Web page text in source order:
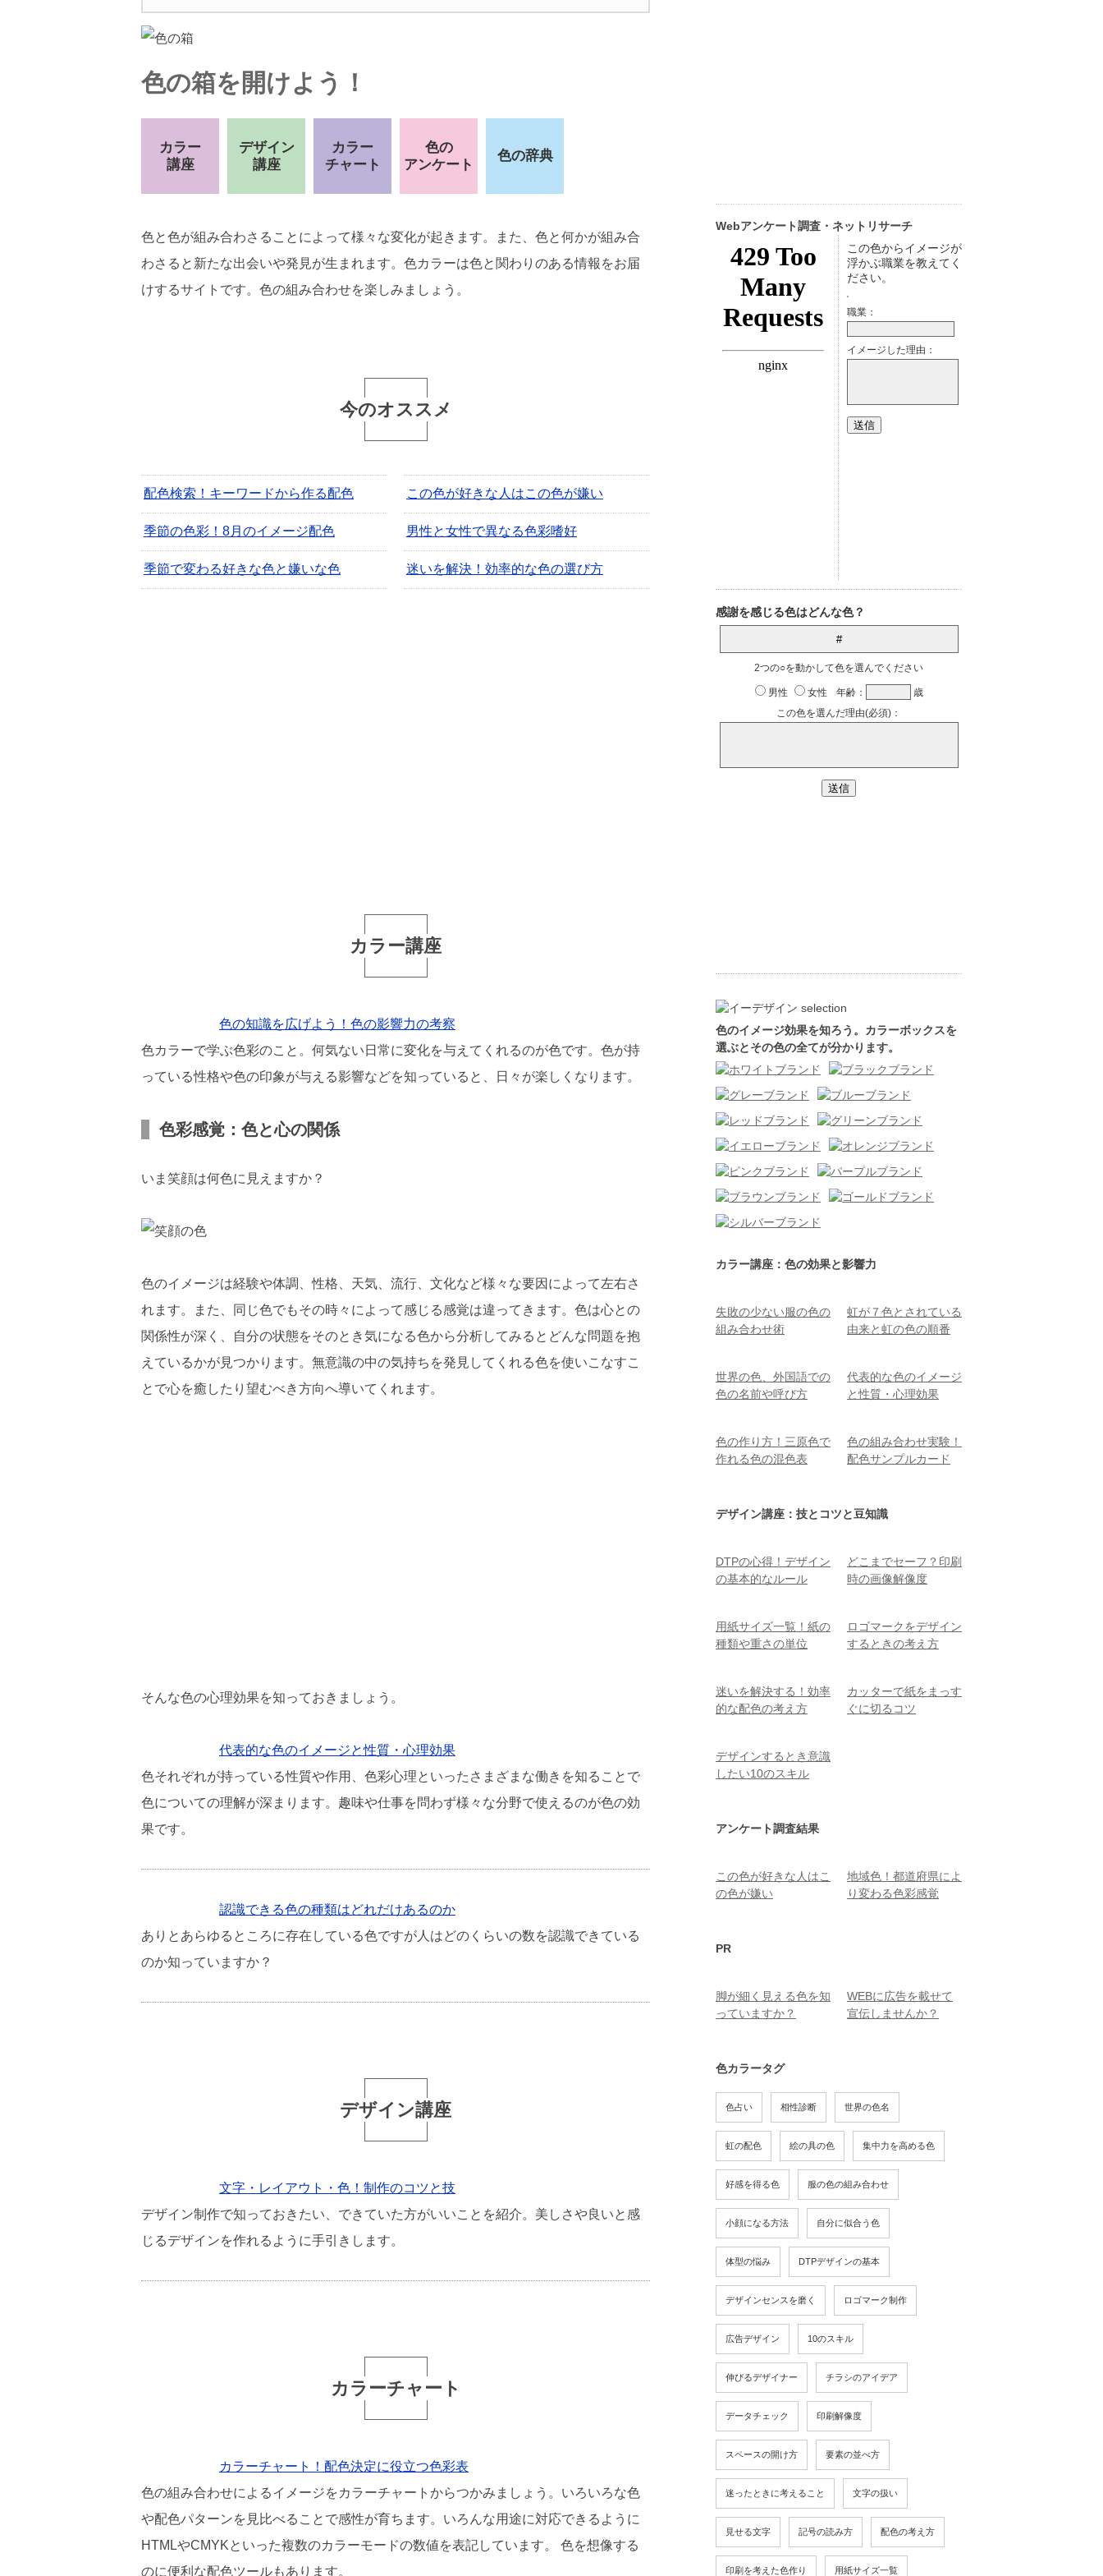
色の箱を開けよう！
カラー
講座
デザイン
講座
カラー
チャート
色の
アンケート
色の辞典
色と色が組み合わさることによって様々な変化が起きます。また、色と何かが組み合
わさると新たな出会いや発見が生まれます。色カラーは色と関わりのある情報をお届
けするサイトです。色の組み合わせを楽しみましょう。
今のオススメ
配色検索！キーワードから作る配色
季節の色彩！8月のイメージ配色
季節で変わる好きな色と嫌いな色
この色が好きな人はこの色が嫌い
男性と女性で異なる色彩嗜好
迷いを解決！効率的な色の選び方
カラー講座
色の知識を広げよう！色の影響力の考察
色カラーで学ぶ色彩のこと。 何気ない日常に変化を与えてくれるのが色です。色が持
っている性格や色の印象が与える影響などを知っていると、日々が楽しくなります。
色彩感覚：色と心の関係
いま笑顔は何色に見えますか？
色のイメージは経験や体調、性格、天気、流行、文化など様々な要因によって左右さ
れます。また、同じ色でもその時々によって感じる感覚は違ってきます。色は心との
関係性が深く、自分の状態をそのとき気になる色から分析してみるとどんな問題を抱
えているかが見つかります。無意識の中の気持ちを発見してくれる色を使いこなすこ
とで心を癒したり望むべき方向へ導いてくれます。
そんな色の心理効果を知っておきましょう。
代表的な色のイメージと性質・心理効果
色それぞれが持っている性質や作用、色彩心理といったさまざまな働きを知ることで
色についての理解が深まります。趣味や仕事を問わず様々な分野で使えるのが色の効
果です。
認識できる色の種類はどれだけあるのか
ありとあらゆるところに存在している色ですが人はどのくらいの数を認識できている
のか知っていますか？
デザイン講座
文字・レイアウト・色！制作のコツと技
デザイン制作で知っておきたい、できていた方がいいことを紹介。美しさや良いと感
じるデザインを作れるように手引きします。
カラーチャート
カラーチャート！配色決定に役立つ色彩表
色の組み合わせによるイメージをカラーチャートからつかみましょう。いろいろな色
や配色パターンを見比べることで感性が育ちます。いろんな用途に対応できるように
HTMLやCMYKといった複数のカラーモードの数値を表記しています。 色を想像する
のに便利な配色ツールもあります。
Webアンケート調査・ネットリサーチ
色のイメージ効果を知ろう。カラーボックスを
選ぶとその色の全てが分かります。
カラー講座：色の効果と影響力
失敗の少ない服の色の
組み合わせ術
世界の色、外国語での
色の名前や呼び方
色の作り方！三原色で
作れる色の混色表
虹が７色とされている
由来と虹の色の順番
代表的な色のイメージ
と性質・心理効果
色の組み合わせ実験！
配色サンプルカード
デザイン講座：技とコツと豆知識
DTPの心得！デザイン
の基本的なルール
用紙サイズ一覧！紙の
種類や重さの単位
迷いを解決する！効率
的な配色の考え方
デザインするとき意識
したい10のスキル
どこまでセーフ？印刷
時の画像解像度
ロゴマークをデザイン
するときの考え方
カッターで紙をまっす
ぐに切るコツ
アンケート調査結果
この色が好きな人はこ
の色が嫌い
地域色！都道府県によ
り変わる色彩感覚
PR
脚が細く見える色を知
っていますか？
WEBに広告を載せて
宣伝しませんか？
色カラータグ
色占い 相性診断 世界の色名
虹の配色 絵の具の色 集中力を高める色
好感を得る色 服の色の組み合わせ
小顔になる方法 自分に似合う色
体型の悩み DTPデザインの基本
デザインセンスを磨く ロゴマーク制作
広告デザイン 10のスキル
伸びるデザイナー チラシのアイデア
データチェック 印刷解像度
スペースの開け方 要素の並べ方
迷ったときに考えること 文字の扱い
見せる文字 記号の読み方 配色の考え方
印刷を考えた色作り 用紙サイズ一覧